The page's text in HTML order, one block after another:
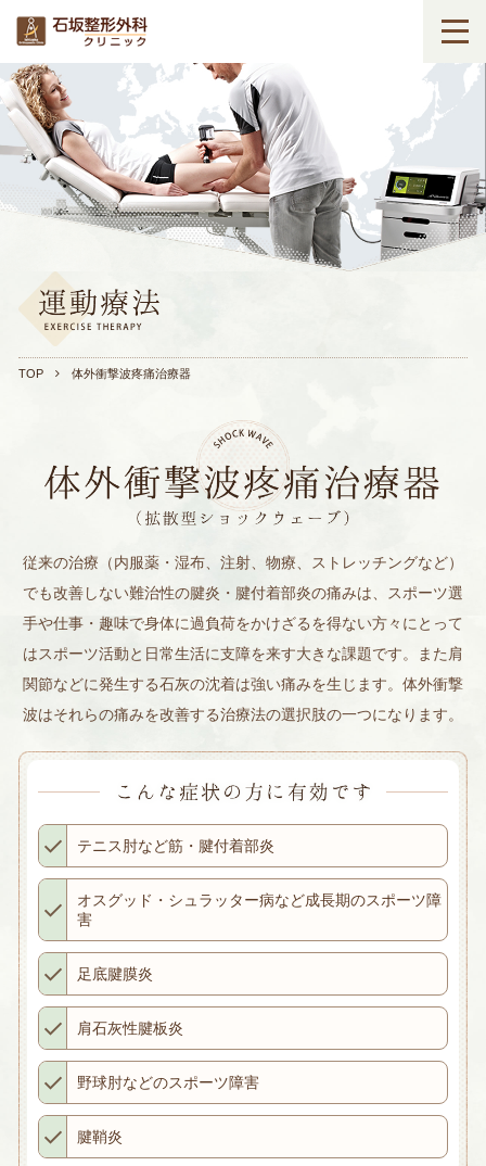
TOP 体外衝撃波疼痛治療器
従来の治療（内服薬・湿布、注射、物療、ストレッチングなど）
でも改善しない難治性の腱炎・腱付着部炎の痛みは、スポーツ選
手や仕事・趣味で身体に過負荷をかけざるを得ない方々にとって
はスポーツ活動と日常生活に支障を来す大きな課題です。また肩
関節などに発生する石灰の沈着は強い痛みを生じます。体外衝撃
波はそれらの痛みを改善する治療法の選択肢の一つになります。
テニス肘など筋・腱付着部炎
オスグッド・シュラッター病など成長期のスポーツ障
害
足底腱膜炎
肩石灰性腱板炎
野球肘などのスポーツ障害
腱鞘炎